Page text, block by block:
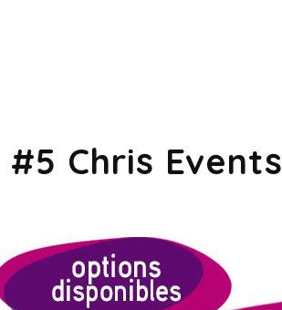
Chris Events